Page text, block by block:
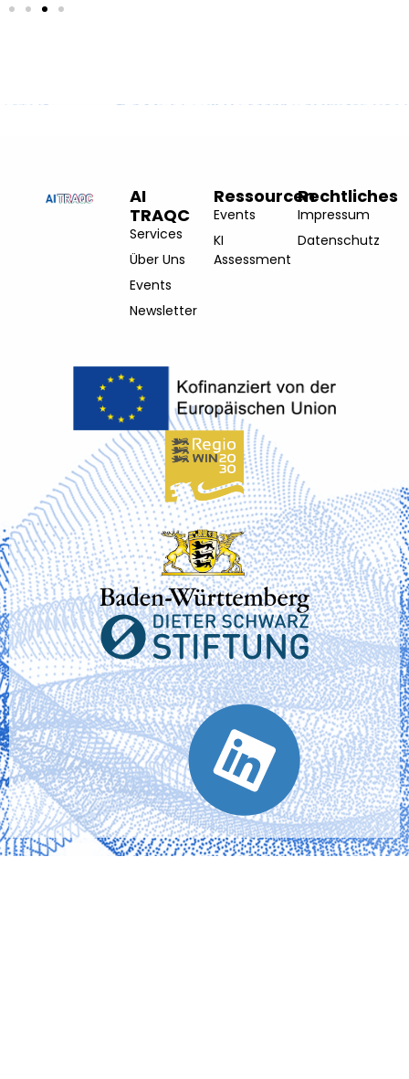
AI
TRAQC
Services
Über Uns
Events
Newsletter
Ressourcen
Events
KI
Assessment
Rechtliches
Impressum
Datenschutz